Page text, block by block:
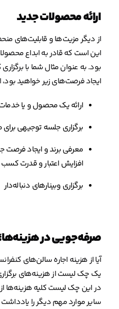
ارائه محصولات جدید
از دیگر مزیت‌ها و قابلیت‌های
این است که قادر به ابداع
بود. به عنوان مثال شما با
ایجاد فرصت‌های زیر خواهید بود،
ارائه یک محصول و یا خدمات
برگزاری جلسه توجیهی
معرفی برند و ایجاد
افزایش اعتبار و قدرت کسب
برگزاری وبینارهای دنباله‌دار
صرفه‌جویی در
آیا از هزینه اجاره سالن‌های
یک چک لیست از هزینه‌های
در این چک لیست کلیه هزینه‌ها از
سایر موارد مهم دیگر را یادداشت